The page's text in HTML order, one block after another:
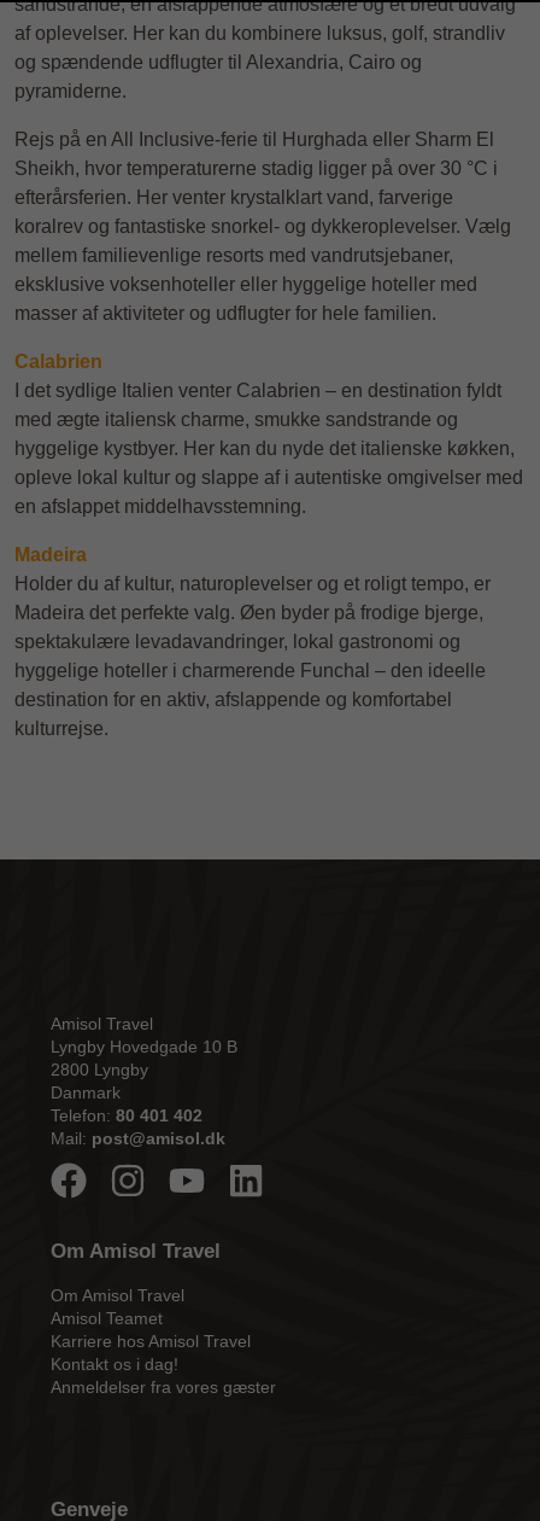
sandstrande, en afslappende atmosfære og et bredt udvalg
af oplevelser. Her kan du kombinere luksus, golf, strandliv
og spændende udflugter til Alexandria, Cairo og
pyramiderne.
Rejs på en All Inclusive-ferie til Hurghada eller Sharm El
Sheikh, hvor temperaturerne stadig ligger på over 30 °C i
efterårsferien. Her venter krystalklart vand, farverige
koralrev og fantastiske snorkel- og dykkeroplevelser. Vælg
mellem familievenlige resorts med vandrutsjebaner,
eksklusive voksenhoteller eller hyggelige hoteller med
masser af aktiviteter og udflugter for hele familien.
Calabrien
I det sydlige Italien venter Calabrien – en destination fyldt
med ægte italiensk charme, smukke sandstrande og
hyggelige kystbyer. Her kan du nyde det italienske køkken,
opleve lokal kultur og slappe af i autentiske omgivelser med
en afslappet middelhavsstemning.
Madeira
Holder du af kultur, naturoplevelser og et roligt tempo, er
Madeira det perfekte valg. Øen byder på frodige bjerge,
spektakulære levadavandringer, lokal gastronomi og
hyggelige hoteller i charmerende Funchal – den ideelle
destination for en aktiv, afslappende og komfortabel
kulturrejse.
Amisol Travel
Lyngby Hovedgade 10 B
2800 Lyngby
Danmark
Telefon: 80 401 402
Mail: post@amisol.dk
Om Amisol Travel
Om Amisol Travel
Amisol Teamet
Karriere hos Amisol Travel
Kontakt os i dag!
Anmeldelser fra vores gæster
Genveje